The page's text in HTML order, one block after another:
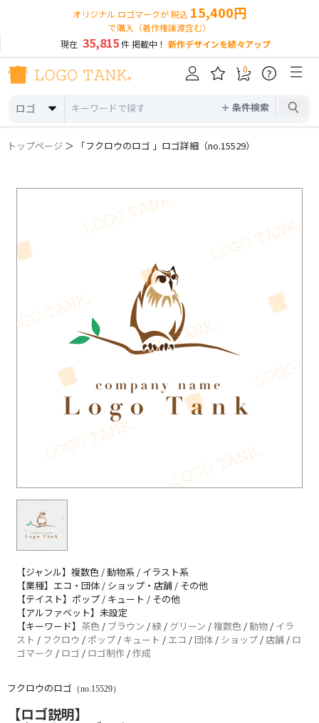
オリジナル ロゴマークが 税込 15,400円
で購入（著作権譲渡含む）
現在 35,815件 掲載中！ 新作デザインを続々アップ
ロゴ ＋ 条件検索
0 ?
トップページ ＞ 「フクロウのロゴ 」ロゴ詳細（no.15529）
【ジャンル】複数色 / 動物系 / イラスト系
【業種】エコ・団体 / ショップ・店舗 / その他
【テイスト】ポップ / キュート / その他
【アルファベット】未設定
【キーワード】 茶色 / ブラウン /緑 / グリーン /複数色 /動物 / イラ
スト / フクロウ / ポップ / キュート / エコ /団体 / ショップ / 店舗 / ロ
ゴマーク / ロゴ / ロゴ制作 /作成
フクロウのロゴ （no.15529）
【ロゴ説明】